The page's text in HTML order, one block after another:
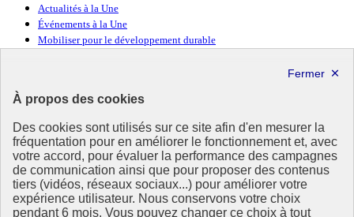
À propos des cookies
Des cookies sont utilisés sur ce site afin d'en mesurer la
fréquentation pour en améliorer le fonctionnement et, avec
votre accord, pour évaluer la performance des campagnes
de communication ainsi que pour proposer des contenus
tiers (vidéos, réseaux sociaux...) pour améliorer votre
expérience utilisateur. Nous conservons votre choix
pendant 6 mois. Vous pouvez changer ce choix à tout
Actualités à la Une
Événements à la Une
Mobiliser pour le développement durable
Ressources
Ressources
La Méth’ODD
Gouvernement
Ce site propose l’information de référence concernant l’Agenda